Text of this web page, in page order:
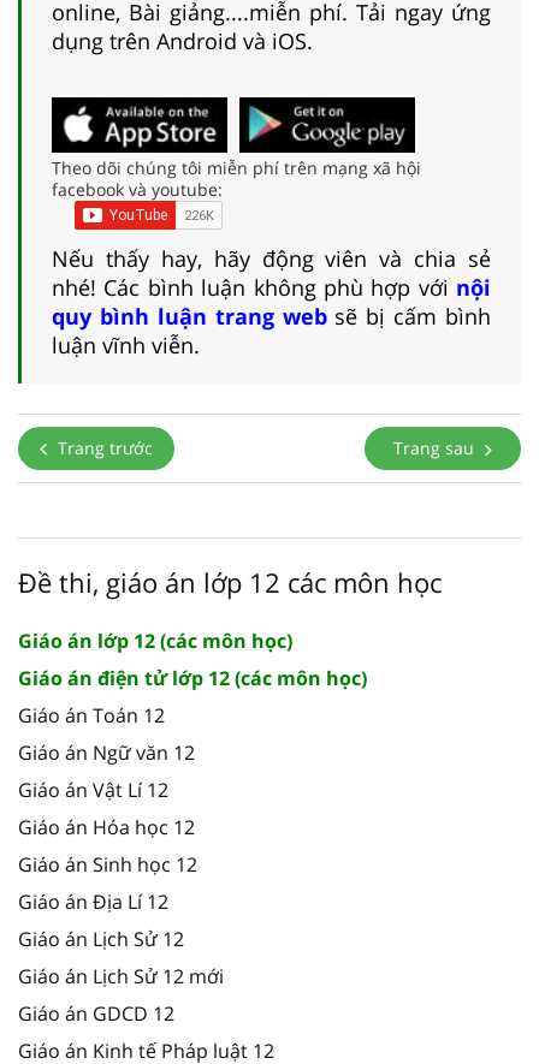
online, Bài giảng....miễn phí. Tải ngay ứng
dụng trên Android và iOS.
Theo dõi chúng tôi miễn phí trên mạng xã hội
facebook và youtube:
Nếu thấy hay, hãy động viên và chia sẻ
nhé! Các bình luận không phù hợp với nội
quy bình luận trang websẽ bị cấm bình
luận vĩnh viễn.
Trang trước Trang sau
Đề thi, giáo án lớp 12 các môn học
Giáo án lớp 12 (các môn học)
Giáo án điện tử lớp 12 (các môn học)
Giáo án Toán 12
Giáo án Ngữ văn 12
Giáo án Vật Lí 12
Giáo án Hóa học 12
Giáo án Sinh học 12
Giáo án Địa Lí 12
Giáo án Lịch Sử 12
Giáo án Lịch Sử 12 mới
Giáo án GDCD 12
Giáo án Kinh tế Pháp luật 12